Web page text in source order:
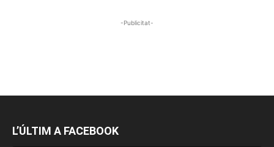
-Publicitat-
L’ÚLTIM A FACEBOOK